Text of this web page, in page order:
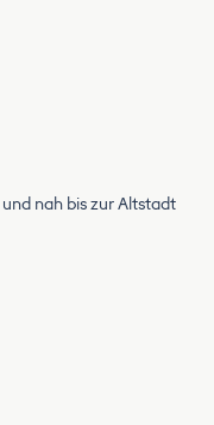
nah bis zur Altstadt